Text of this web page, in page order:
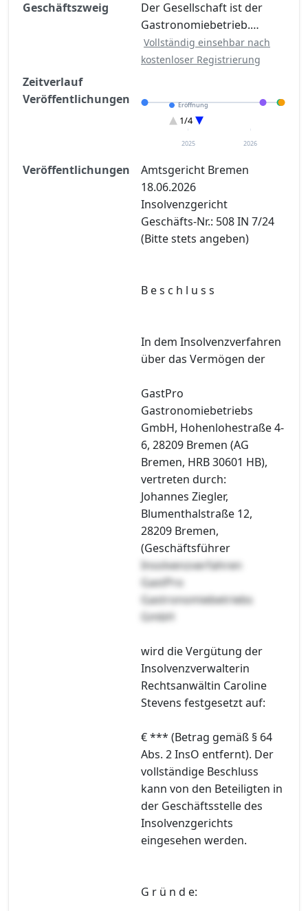
Geschäftszweig
Der Gesellschaft ist der
Gastronomiebetrieb.…
Vollständig einsehbar nach
kostenloser Registrierung
Zeitverlauf
Veröffentlichungen
Eröffnung
Sonstiges
Entscheidung im Verfahren
1/4
2025 2026
Veröffentlichungen
Amtsgericht Bremen
18.06.2026
Insolvenzgericht
Geschäfts-Nr.: 508 IN 7/24
(Bitte stets angeben)
B e s c h l u s s
In dem Insolvenzverfahren
über das Vermögen der
GastPro
Gastronomiebetriebs
GmbH, Hohenlohestraße 4-
6, 28209 Bremen (AG
Bremen, HRB 30601 HB),
vertreten durch:
Johannes Ziegler,
Blumenthalstraße 12,
28209 Bremen,
(Geschäftsführer
Insolvenzverfahren
GastPro
Gastronomiebetriebs
GmbH
wird die Vergütung der
Insolvenzverwalterin
Rechtsanwältin Caroline
Stevens festgesetzt auf:
€ *** (Betrag gemäß § 64
Abs. 2 InsO entfernt). Der
vollständige Beschluss
kann von den Beteiligten in
der Geschäftsstelle des
Insolvenzgerichts
eingesehen werden.
G r ü n d e: